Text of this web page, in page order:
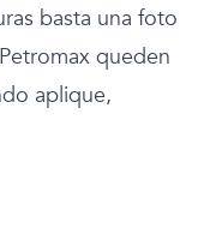
basta una foto
queden
aplique,